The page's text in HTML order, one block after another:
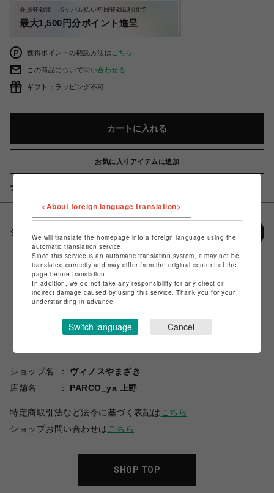
会員登録後、ポケパル払い初回登録&利用で
最大1,500円分ポイント進呈
獲得ポイントの確認方法は こちら
この商品について問い合わせる
ギフト：ラッピング不可
カートに入れる
お気に入りアイテムに追加
アイテム説明 / 素材
シェアする
ショップ名
ヴィノスやまざき
店舗名
PARCO_ya 上野
特定商取引法など法令に基づく表記は こちら
ショップお問い合わせは こちら
SHOP TOP
<About foreign language translation>
We will translate the homepage into a foreign language using the
automatic translation service.
Since this service is an automatic translation system, it may not be
translated correctly and may differ from the original content of the
page before translation.
In addition, we do not take any responsibility for any direct or
indirect damage caused by using this service. Thank you for your
understanding in advance.
Switch language Cancel